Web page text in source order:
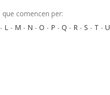
comencen per:
- L - M - N - O - P - Q - R - S - T - U